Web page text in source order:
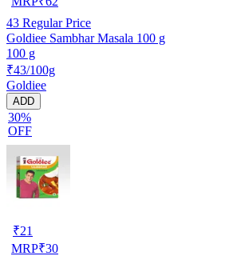
43 Regular Price
Goldiee Sambhar Masala 100 g
100 g
₹43/100g
Goldiee
ADD
30%
OFF
₹21
MRP₹30